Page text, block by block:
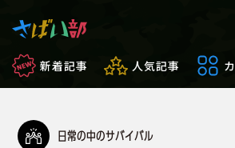
新着記事 人気記事
マンガ・アニメ
日常の中のサバイバル